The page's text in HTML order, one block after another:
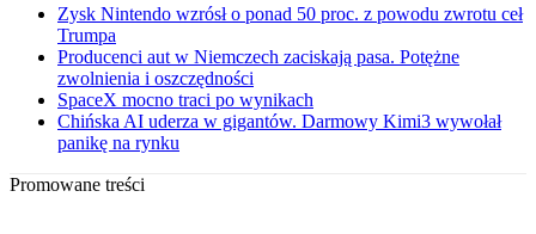
Zysk Nintendo wzrósł o ponad 50 proc. z powodu zwrotu ceł
Trumpa
Producenci aut w Niemczech zaciskają pasa. Potężne
zwolnienia i oszczędności
SpaceX mocno traci po wynikach
Chińska AI uderza w gigantów. Darmowy Kimi3 wywołał
panikę na rynku
Promowane treści